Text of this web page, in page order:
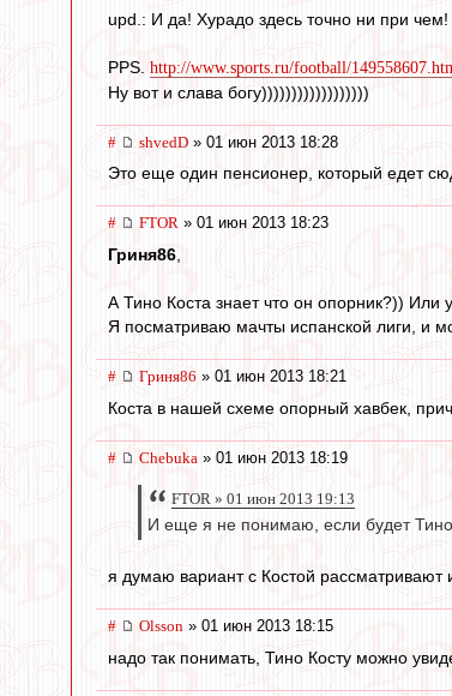
upd.: И да! Хурадо здесь точно ни при чем!
PPS. http://www.sports.ru/football/
Ну вот и слава богу))))))))))))))))))
# shvedD » 01 июн 2013 18:28
Это еще один пенсионер, который едет
# FTOR » 01 июн 2013 18:23
Гриня86
А Тино Коста знает что он опорник?)) Или
Я посматриваю мачты испанской лиги, и
# Гриня86 » 01 июн 2013 18:21
Коста в нашей схеме опорный хавбек,
# Chebuka » 01 июн 2013 18:19
FTOR » 01 июн 2013 19:13
И еще я не понимаю, если будет
я думаю вариант с Костой рассматривают
# Olsson » 01 июн 2013 18:15
надо так понимать, Тино Косту можно